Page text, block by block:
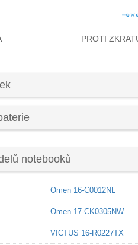
PROTI
notebooků
Omen 16-C0012NL
Omen 17-CK0305NW
VICTUS 16-R0227TX